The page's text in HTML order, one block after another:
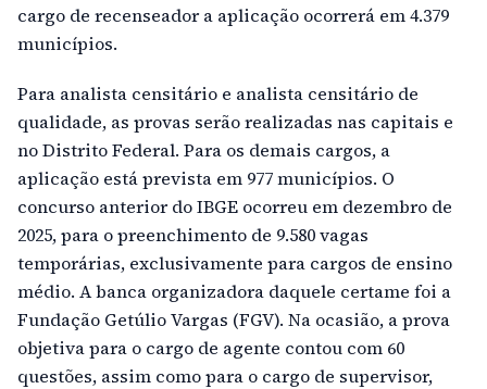
cargo de recenseador a aplicação ocorrerá em 4.379
municípios.
Para analista censitário e analista censitário de
qualidade, as provas serão realizadas nas capitais e
no Distrito Federal. Para os demais cargos, a
aplicação está prevista em 977 municípios. O
concurso anterior do IBGE ocorreu em dezembro de
2025, para o preenchimento de 9.580 vagas
temporárias, exclusivamente para cargos de ensino
médio. A banca organizadora daquele certame foi a
Fundação Getúlio Vargas (FGV). Na ocasião, a prova
objetiva para o cargo de agente contou com 60
questões, assim como para o cargo de supervisor,